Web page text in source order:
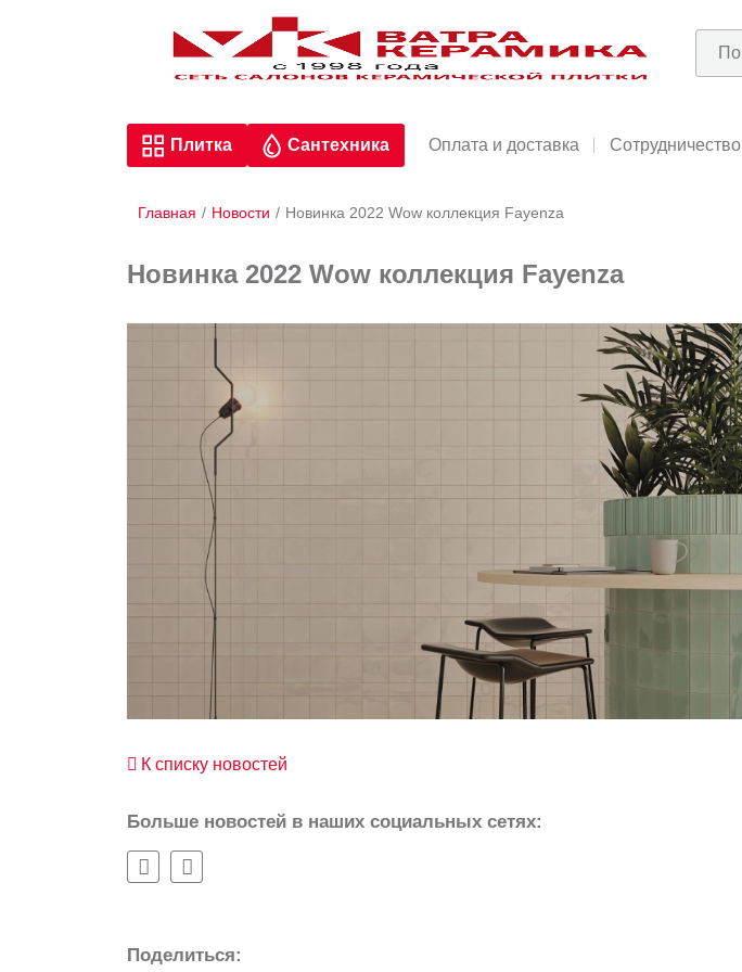
Плитка Сантехника Оплата и доставка Сотрудничество
Главная / Новости / Новинка 2022 Wow коллекция Fayenza
Новинка 2022 Wow коллекция Fayenza
К списку новостей
Больше новостей в наших социальных сетях:
Поделиться: